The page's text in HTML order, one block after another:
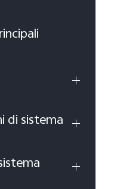
di sistema